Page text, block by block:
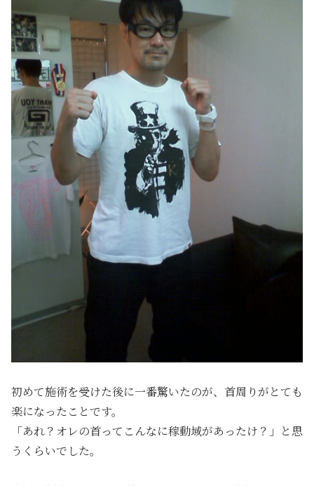
初めて施術を受けた後に一番驚いたのが、首周りがとても
楽になったことです。
「あれ？オレの首ってこんなに稼動域があったけ？」と思
うくらいでした。